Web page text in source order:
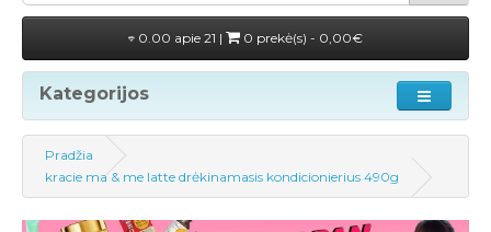
0.00 apie 21 | 0 prekė(s) - 0,00€
Kategorijos
Pradžia
kracie ma & me latte drėkinamasis kondicionierius 490g